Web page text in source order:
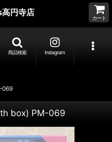
円寺店
カート
商品検索 Instagram
069
box) PM-069